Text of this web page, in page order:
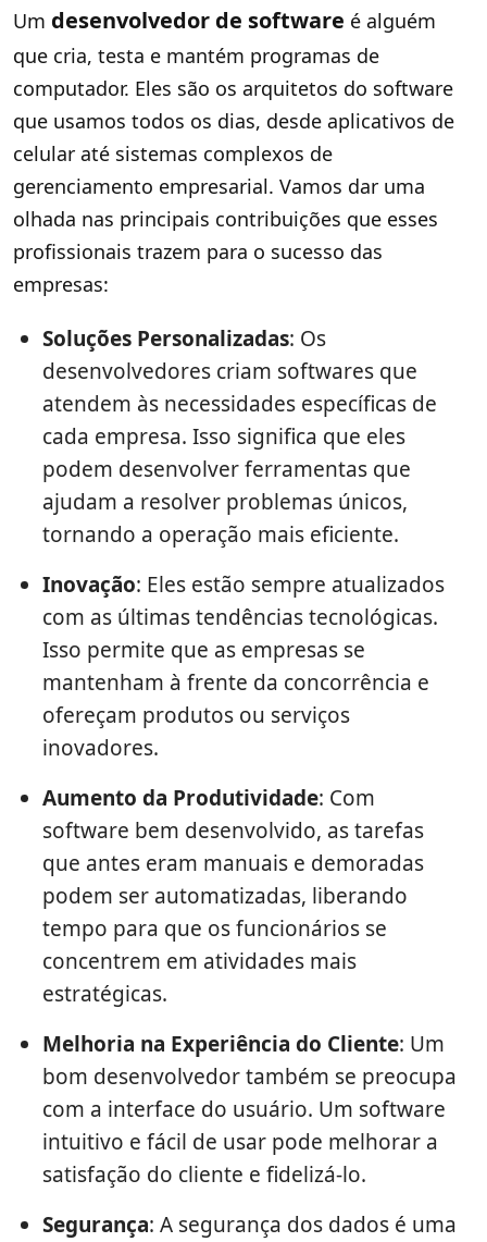
Um desenvolvedor de software é alguém
que cria, testa e mantém programas de
computador. Eles são os arquitetos do software
que usamos todos os dias, desde aplicativos de
celular até sistemas complexos de
gerenciamento empresarial. Vamos dar uma
olhada nas principais contribuições que esses
profissionais trazem para o sucesso das
empresas:
Soluções Personalizadas: Os
desenvolvedores criam softwares que
atendem às necessidades específicas de
cada empresa. Isso significa que eles
podem desenvolver ferramentas que
ajudam a resolver problemas únicos,
tornando a operação mais eficiente.
Inovação: Eles estão sempre atualizados
com as últimas tendências tecnológicas.
Isso permite que as empresas se
mantenham à frente da concorrência e
ofereçam produtos ou serviços
inovadores.
Aumento da Produtividade: Com
software bem desenvolvido, as tarefas
que antes eram manuais e demoradas
podem ser automatizadas, liberando
tempo para que os funcionários se
concentrem em atividades mais
estratégicas.
Melhoria na Experiência do Cliente: Um
bom desenvolvedor também se preocupa
com a interface do usuário. Um software
intuitivo e fácil de usar pode melhorar a
satisfação do cliente e fidelizá-lo.
Segurança: A segurança dos dados é uma